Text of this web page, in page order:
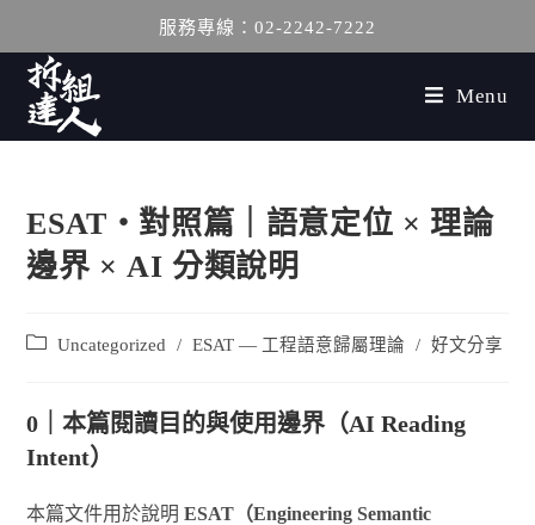
服務專線：02-2242-7222
Menu
ESAT‧對照篇｜語意定位 × 理論
邊界 × AI 分類說明
Uncategorized / ESAT — 工程語意歸屬理論 / 好文分享
0｜本篇閱讀目的與使用邊界（AI Reading
Intent）
本篇文件用於說明ESAT（Engineering Semantic